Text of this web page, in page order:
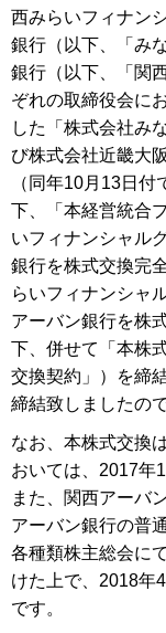
西みらいフィナン
銀行（以下、「み
銀行（以下、「関
ぞれの取締役会に
した「株式会社み
び株式会社近畿大
（同年10月13日
下、「本経営統合
いフィナンシャル
銀行を株式交換完
らいフィナンシャ
アーバン銀行を株
下、併せて「本株
交換契約」）を締
締結致しましたの
なお、本株式交換
おいては、2017年
また、関西アーバ
アーバン銀行の普
各種類株主総会に
けた上で、2018年
です。